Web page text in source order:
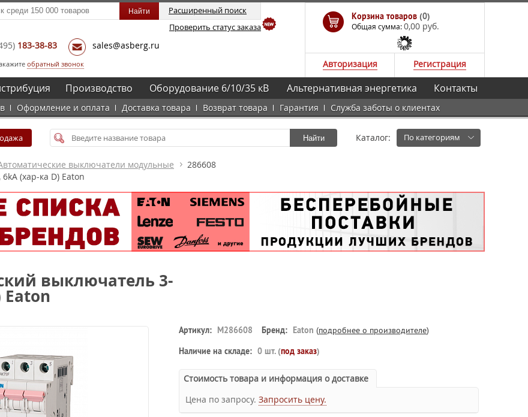
Расширенный поиск
Проверить статус заказа
183-38-83 sales@asberg.ru
обратный звонок
Корзина товаров (0)
Общая сумма:0,00 руб.
Авторизация Регистрация
Оформление и оплата Доставка товара Возврат товара Гарантия Служба заботы о клиентах
Производство Оборудование 6/10/35 кВ Альтернативная энергетика Контакты
Найти Каталог: По категориям
выключатели модульные
286608
(хар-ка D) Eaton
выключатель 3-
Артикул: M286608 Бренд: Eaton (подробнее о производителе)
Наличие на складе: 0 шт. (под заказ)
Стоимость товара и информация о доставке
Цена по запросу. Запросить цену.